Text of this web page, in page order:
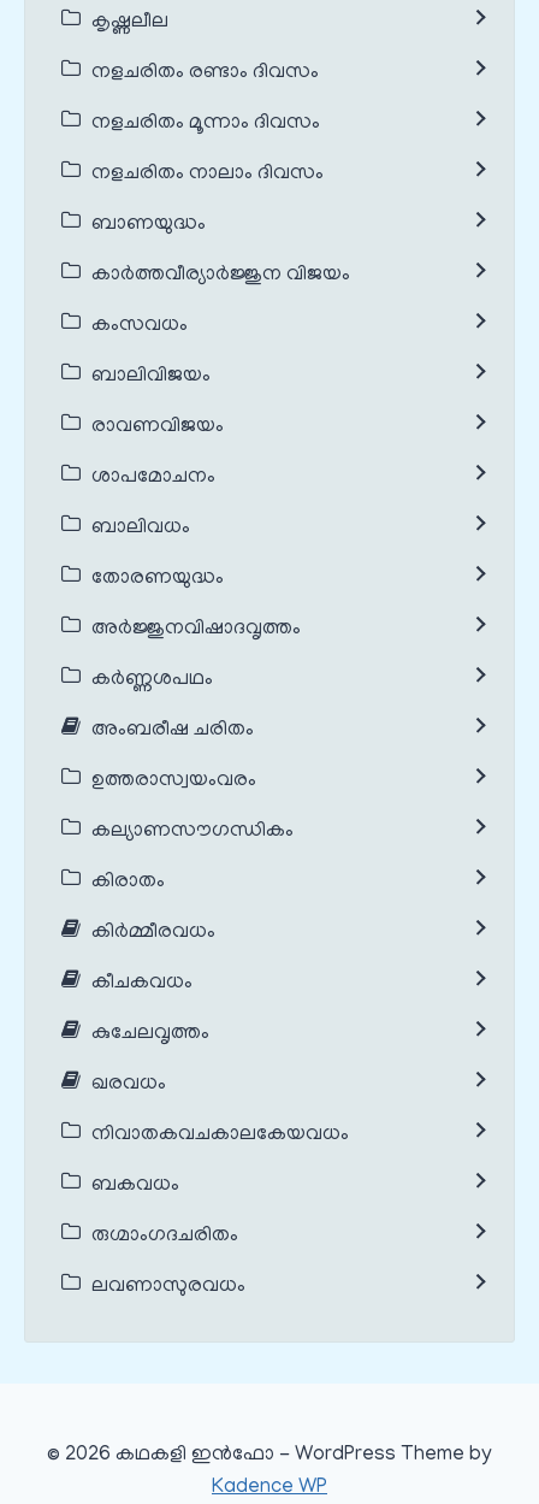
കൃഷ്ണലീല
നളചരിതം രണ്ടാം ദിവസം
നളചരിതം മൂന്നാം ദിവസം
നളചരിതം നാലാം ദിവസം
ബാണയുദ്ധം
കാർത്തവീര്യാർജ്ജുന വിജയം
കംസവധം
ബാലിവിജയം
രാവണവിജയം
ശാപമോചനം
ബാലിവധം
തോരണയുദ്ധം
അർജ്ജുനവിഷാദവൃത്തം
കർണ്ണശപഥം
അംബരീഷ ചരിതം
ഉത്തരാസ്വയംവരം
കല്യാണസൗഗന്ധികം
കിരാതം
കിർമ്മീരവധം
കീചകവധം
കുചേലവൃത്തം
ഖരവധം
നിവാതകവചകാലകേയവധം
ബകവധം
രുഗ്മാംഗദചരിതം
ലവണാസുരവധം
© 2026 കഥകളി ഇൻഫോ - WordPress Theme by
Kadence WP